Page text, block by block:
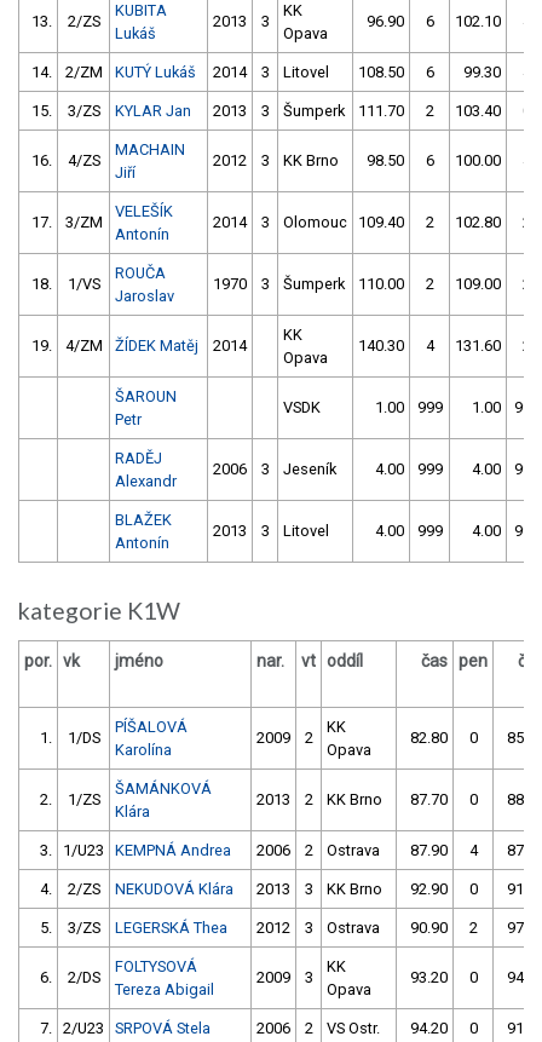
13. 2/ZS
KUBITA
Lukáš
2013 3
KK
Opava
96.90 6 102.10 4
14. 2/ZM KUTÝ Lukáš 2014 3 Litovel 108.50 6 99.30 4
15. 3/ZS KYLAR Jan 2013 3 Šumperk 111.70 2 103.40 0
16. 4/ZS
MACHAIN
Jiří
2012 3 KK Brno 98.50 6 100.00 4
17. 3/ZM
VELEŠÍK
Antonín
2014 3 Olomouc 109.40 2 102.80 2
18. 1/VS
ROUČA
Jaroslav
1970 3 Šumperk 110.00 2 109.00 2
19. 4/ZM ŽÍDEK Matěj 2014
KK
Opava
140.30 4 131.60 2
ŠAROUN
Petr
VSDK 1.00 999 1.00 999
RADĚJ
Alexandr
2006 3 Jeseník 4.00 999 4.00 999
BLAŽEK
Antonín
2013 3 Litovel 4.00 999 4.00 999
kategorie K1W
por. vk jméno nar. vt oddíl čas pen
1. 1/DS
PÍŠALOVÁ
Karolína
2009 2
KK
Opava
82.80 0
2. 1/ZS
ŠAMÁNKOVÁ
Klára
2013 2 KK Brno 87.70 0
3. 1/U23 KEMPNÁ Andrea 2006 2 Ostrava 87.90 4
4. 2/ZS NEKUDOVÁ Klára 2013 3 KK Brno 92.90 0
5. 3/ZS LEGERSKÁ Thea 2012 3 Ostrava 90.90 2
6. 2/DS
FOLTYSOVÁ
Tereza Abigail
2009 3
KK
Opava
93.20 0
7. 2/U23 SRPOVÁ Stela 2006 2 VS Ostr. 94.20 0